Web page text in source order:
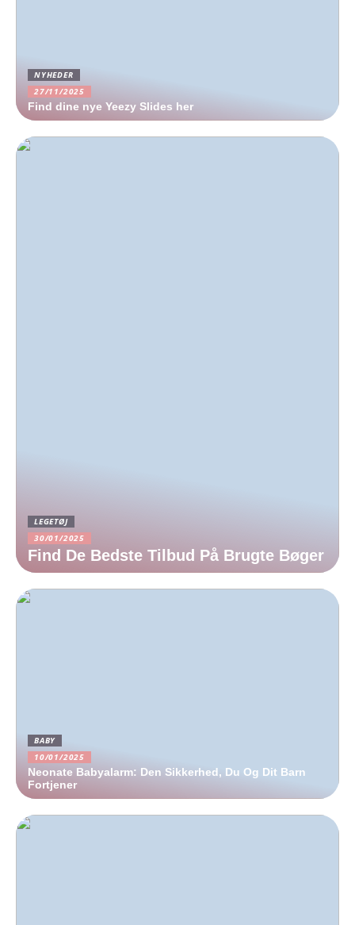
NYHEDER
27/11/2025
Find dine nye Yeezy Slides her
LEGETØJ
30/01/2025
Find De Bedste Tilbud På Brugte Bøger
BABY
10/01/2025
Neonate Babyalarm: Den Sikkerhed, Du Og Dit Barn
Fortjener